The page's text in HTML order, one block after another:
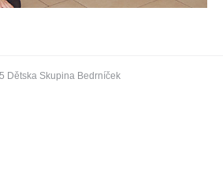
Dětska Skupina Bedrníček